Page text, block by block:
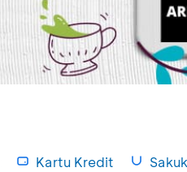
Kartu Kredit